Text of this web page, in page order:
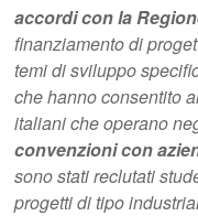
accordi con la
finanziamento di
temi di sviluppo
che hanno consentito
italiani che operano
convenzioni con
sono stati reclutati
progetti di tipo